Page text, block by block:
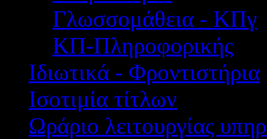
Γλωσσομάθεια - ΚΠγ
ΚΠ-Πληροφορικής
Ιδιωτικά - Φροντιστήρια
Ισοτιμία τίτλων
Ωράριο λειτουργίας